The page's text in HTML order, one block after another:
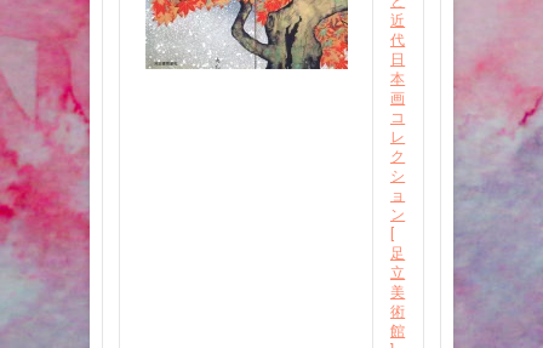
近
代
日
本
画
コ
レ
ク
シ
ョ
ン
足
立
美
術
館